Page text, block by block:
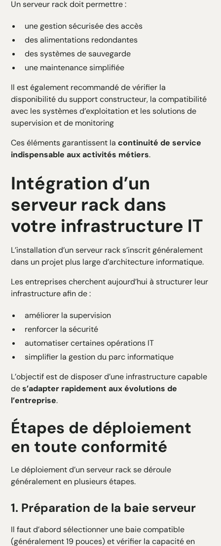
Un serveur rack doit permettre :
une gestion sécurisée des accès
des alimentations redondantes
des systèmes de sauvegarde
une maintenance simplifiée
Il est également recommandé de vérifier la
disponibilité du support constructeur, la compatibilité
avec les systèmes d’exploitation et les solutions de
supervision et de monitoring
Ces éléments garantissent lacontinuité de service
indispensable aux activités métiers.
Intégration d’un
serveur rack dans
votre infrastructure IT
L’installation d’un serveur rack s’inscrit généralement
dans un projet plus large d’architecture informatique.
Les entreprises cherchent aujourd’hui à structurer leur
infrastructure afin de :
améliorer la supervision
renforcer la sécurité
automatiser certaines opérations IT
simplifier la gestion du parc informatique
L’objectif est de disposer d’une infrastructure capable
des’adapter rapidement aux évolutions de
l’entreprise.
Étapes de déploiement
en toute conformité
Le déploiement d’un serveur rack se déroule
généralement en plusieurs étapes.
1. Préparation de la baie serveur
Il faut d’abord sélectionner une baie compatible
(généralement 19 pouces) et vérifier la capacité en